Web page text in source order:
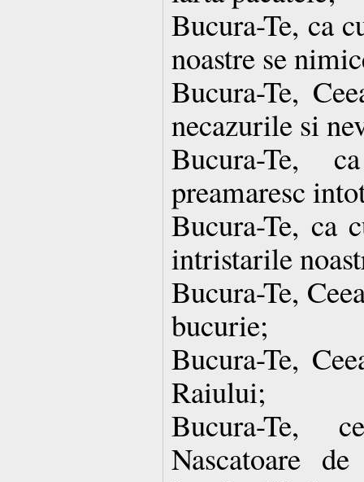
Bucura-Te, ca
noastre se
Bucura-Te,
necazurile si
Bucura-
preamaresc
Bucura-Te, ca
intristarile
Bucura-Te,
bucurie;
Bucura-Te,
Raiului;
Bucura-Te,
Nascatoare